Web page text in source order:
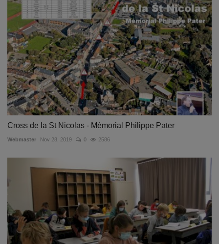
Cross de la St Nicolas - Mémorial Philippe Pater
Webmaster Nov 28, 2019 0 2586